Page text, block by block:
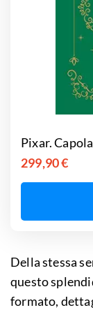
Pixar.
299,90 €
Della stessa
questo
formato,